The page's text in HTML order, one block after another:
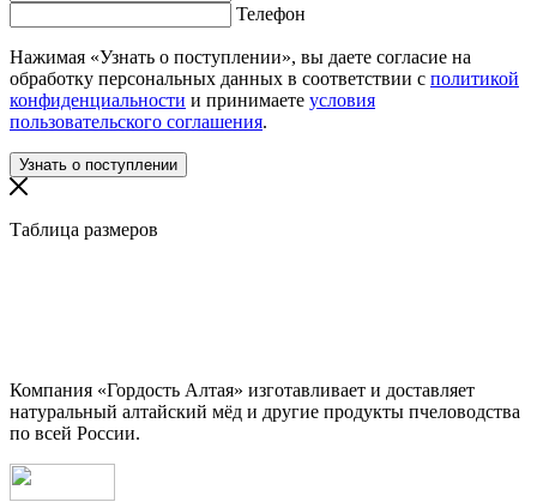
Телефон
Нажимая «Узнать о поступлении», вы даете согласие на
обработку персональных данных в соответствии с политикой
конфиденциальности и принимаете условия
пользовательского соглашения.
Таблица размеров
Компания «Гордость Алтая» изготавливает и доставляет
натуральный алтайский мёд и другие продукты пчеловодства
по всей России.